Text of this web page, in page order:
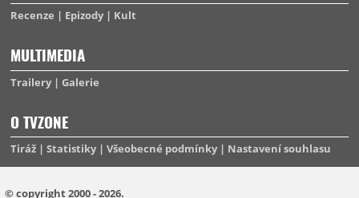
Recenze Epizody Kult
MULTIMEDIA
Trailery Galerie
O TVZONE
Tiráž Statistiky Všeobecné podmínky Nastavení souhlasu
© copyright 2000 - 2026.